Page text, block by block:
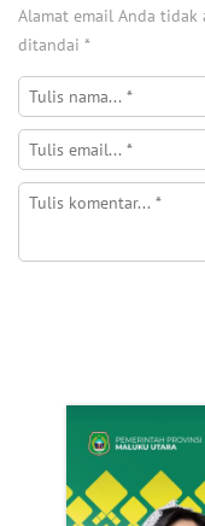
Alamat email Anda
ditandai *